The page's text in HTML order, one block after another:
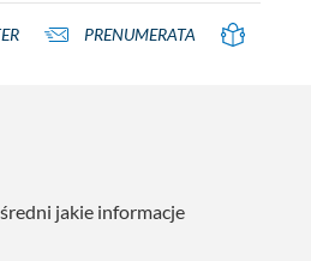
PRENUMERATA
jakie informacje